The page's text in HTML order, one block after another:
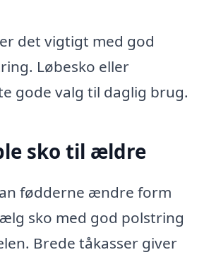
det vigtigt med god
Løbesko eller
gode valg til daglig brug.
sko til ældre
fødderne ændre form
sko med god polstring
Brede tåkasser giver